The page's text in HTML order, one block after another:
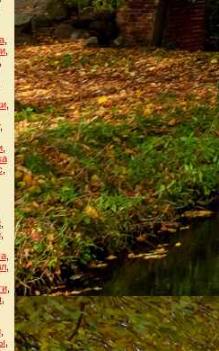
,
,
,
,
,
,
,
,